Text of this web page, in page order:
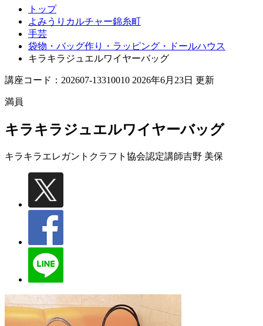
トップ
よみうりカルチャー錦糸町
手芸
袋物・バッグ作り・ラッピング・ドールハウス
キラキラジュエルワイヤーバッグ
講座コード：202607-13310010 2026年6月23日 更新
満員
キラキラジュエルワイヤーバッグ
キラキラエレガントクラフト協会認定講師吉野 美保